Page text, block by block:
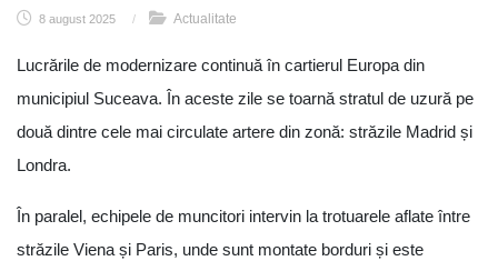
8 august 2025 / Actualitate
Lucrările de modernizare continuă în cartierul Europa din
municipiul Suceava. În aceste zile se toarnă stratul de uzură pe
două dintre cele mai circulate artere din zonă: străzile Madrid și
Londra.
În paralel, echipele de muncitori intervin la trotuarele aflate între
străzile Viena și Paris, unde sunt montate borduri și este